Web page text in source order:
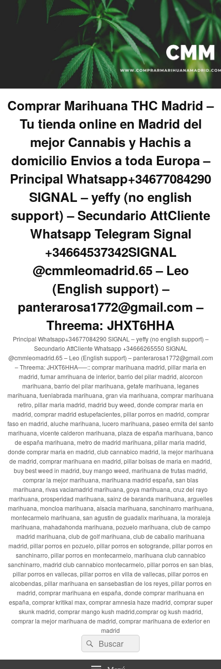
Comprar Marihuana THC Madrid –
Tu tienda online en Madrid del
mejor Cannabis y Hachis a
domicilio Envios a toda Europa –
Principal Whatsapp+34677084290
SIGNAL – yeffy (no english
support) – Secundario AttCliente
Whatsapp Telegram Signal
+34664537342SIGNAL
@cmmleomadrid.65 – Leo
(English support) –
panterarosa1772@gmail.com –
Threema: JHXT6HHA
Principal Whatsapp+34677084290 SIGNAL – yeffy (no english support) –
Secundario AttCliente Whatsapp +34666265550 SIGNAL
@cmmleomadrid.65 – Leo (English support) – panterarosa1772@gmail.com
– Threema: JHXT6HHA—–:: comprar marihuana madrid, pillar maria en
madrid, fumar amrihuana de interior, barrio del pilar madrid, alcorcon
marihuana, barrio del pilar marihuana, getafe marihuana, leganes
marihuana, fuenlabrada marihuana, gran via marihuana, comprar marihuana
retiro, pillar maria madrid, madrid buy weed, donde comprar maria en
madrid, comprar madrid estupefacientes, pillar porros en madrid, comprar
faso en madrid, aluche marihuana, lucero marihuana, paseo ermita del santo
marihuana, vicente calderon marihuana, plaza de españa marihuana, banco
de españa marihuana, metro de madrid marihuana, pillar maria madrid,
donde comprar maria en madrid, club cannabico madrid, la mejor marihuana
de madrid, comprar marihuana en madrid, pillar bolsas de maria en madrid,
buy best weed in madrid, buy mango weed, marihuana de frutas madrid,
comprar la mejor marihuana, marihuana madrid españa, san blas
marihuana, rivas vaciamadrid marihuana, goya marihuana, cruz del rayo
marihuana, prosperidad marihuana, sainz de baranda marihuana, arguelles
marihuana, moncloa marihuana, alsacia marihuana, sanchinarro marihuana,
montecarmelo marihuana, san agustin de guadalix marihuana, la moraleja
marihuana, mahadahonda marihuana, pozuelo marihuana, club de campo
madrid marihuana, club de golf marihuana, club de caballo marihuana
madrid, pillar porros en pozuelo, pillar porros en sotogrande, pillar porros en
sanchinarro, pillar porros en montecarmelo, marihuana club cannabico
sanchinarro, madrid club cannabico montecarmelo, pillar porros en san blas,
pillar porros en vallecas, pillar porros en villa de vallecas, pillar porros en
alcobendas, pillar marihuana en sansebastian de los reyes, pillar porros en
madrid, comprar marihuana en españa, donde comprar marihuana en
españa, comprar kritikal max, comprar amnesia haze madrid, comprar super
skunk madrid, comprar mango kush madrid,comprar og kush madrid,
comprar la mejor marihuana de madrid, comprar marihuana de exterior en
madrid
Buscar
por:
Buscar